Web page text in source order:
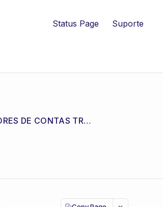
Status Page Suporte
DICT (DIRETÓRIO DE IDENTIFICADORES DE CONTAS TRANSACIONAIS)